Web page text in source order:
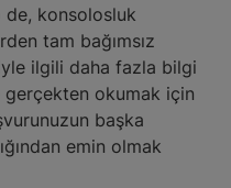
de, konsolosluk
tam bağımsız
ilgili daha fazla bilgi
okumak için
başka
emin olmak